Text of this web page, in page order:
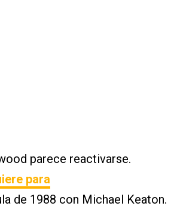
parece reactivarse.
para
de 1988 con Michael Keaton.